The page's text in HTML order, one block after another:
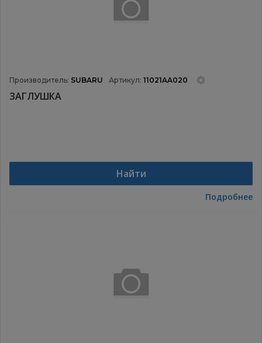
Производитель: SUBARU Артикул: 11021AA020
ЗАГЛУШКА
Найти
Подробнее